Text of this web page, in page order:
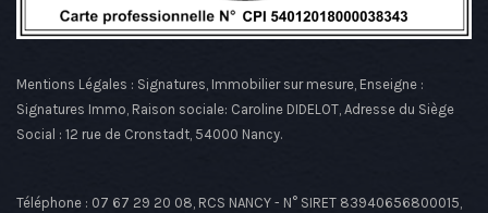
Mentions Légales : Signatures, Immobilier sur mesure, Enseigne :
Signatures Immo, Raison sociale: Caroline DIDELOT, Adresse du Siège
Social : 12 rue de Cronstadt, 54000 Nancy.
Téléphone : 07 67 29 20 08, RCS NANCY - N° SIRET 83940656800015,